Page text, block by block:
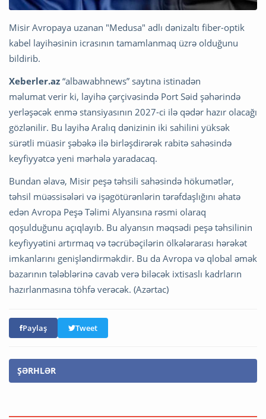
Misir Avropaya uzanan "Medusa" adlı dənizaltı fiber-optik
kabel layihəsinin icrasının tamamlanmaq üzrə olduğunu
bildirib.
Xeberler.az “albawabhnews” saytına istinadən
məlumat verir ki, layihə çərçivəsində Port Səid şəhərində
yerləşəcək enmə stansiyasının 2027-ci ilə qədər hazır olacağı
gözlənilir. Bu layihə Aralıq dənizinin iki sahilini yüksək
sürətli müasir şəbəkə ilə birləşdirərək rabitə sahəsində
keyfiyyətcə yeni mərhələ yaradacaq.
Bundan əlavə, Misir peşə təhsili sahəsində hökumətlər,
təhsil müəssisələri və işəgötürənlərin tərəfdaşlığını əhatə
edən Avropa Peşə Təlimi Alyansına rəsmi olaraq
qoşulduğunu açıqlayıb. Bu alyansın məqsədi peşə təhsilinin
keyfiyyətini artırmaq və təcrübəçilərin ölkələrarası hərəkət
imkanlarını genişləndirməkdir. Bu da Avropa və qlobal əmək
bazarının tələblərinə cavab verə biləcək ixtisaslı kadrların
hazırlanmasına töhfə verəcək. (Azərtac)
Paylaş Tweet
ŞƏRHLƏR